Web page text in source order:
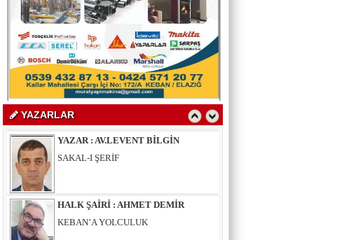
YAZARLAR
YAZAR : SELAHATTİN YALÇINER
YAZAR : AV.LEVENT BİLGİN
SAKAL-I ŞERİF
HALK ŞAİRİ : AHMET DEMİR
KEBAN’A YOLCULUK
ŞAİR : İSMAİL HAKKI BURAN
YETERLİDİR